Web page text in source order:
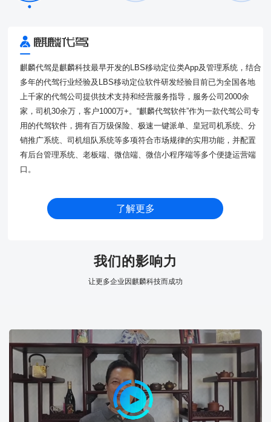
麒麟代驾是麒麟科技最早开发的LBS移动定位类App及管理系统，结合
多年的代驾行业经验及LBS移动定位软件研发经验目前已为全国各地
上千家的代驾公司提供技术支持和经营服务指导，服务公司2000余
家，司机30余万，客户1000万+。“麒麟代驾软件”作为一款代驾公司专
用的代驾软件，拥有百万级保险、极速一键派单、皇冠司机系统、分
销推广系统、司机组队系统等多项符合市场规律的实用功能，并配置
有后台管理系统、老板端、微信端、微信小程序端等多个便捷运营端
口。
了解更多
我们的影响力
让更多企业因麒麟科技而成功